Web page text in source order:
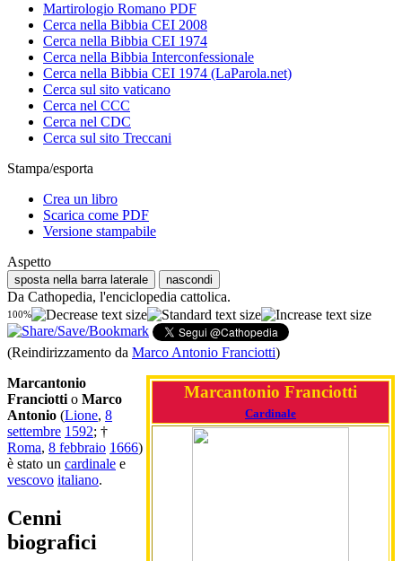
Martirologio Romano PDF
Cerca nella Bibbia CEI 2008
Cerca nella Bibbia CEI 1974
Cerca nella Bibbia Interconfessionale
Cerca nella Bibbia CEI 1974 (LaParola.net)
Cerca sul sito vaticano
Cerca nel CCC
Cerca nel CDC
Cerca sul sito Treccani
Stampa/esporta
Crea un libro
Scarica come PDF
Versione stampabile
Aspetto
sposta nella barra laterale nascondi
Da Cathopedia, l'enciclopedia cattolica.
100%
(Reindirizzamento da Marco Antonio Franciotti)
Marcantonio Franciotti
Cardinale
Marcantonio
Franciotti o Marco
Antonio (Lione, 8
settembre 1592; †
Roma, 8 febbraio 1666)
è stato un cardinale e
vescovo italiano.
Cenni
biografici